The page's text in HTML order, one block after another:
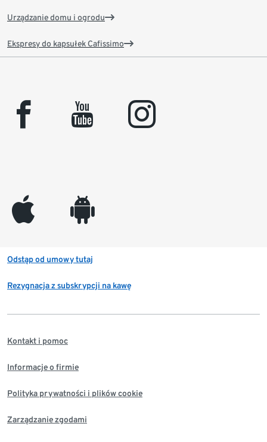
Urządzanie domu i ogrodu
Ekspresy do kapsułek Cafissimo
facebook youtube instagram
appleinc android
Odstąp od umowy tutaj
Rezygnacja z subskrypcji na kawę
Kontakt i pomoc
Informacje o firmie
Polityka prywatności i plików cookie
Zarządzanie zgodami